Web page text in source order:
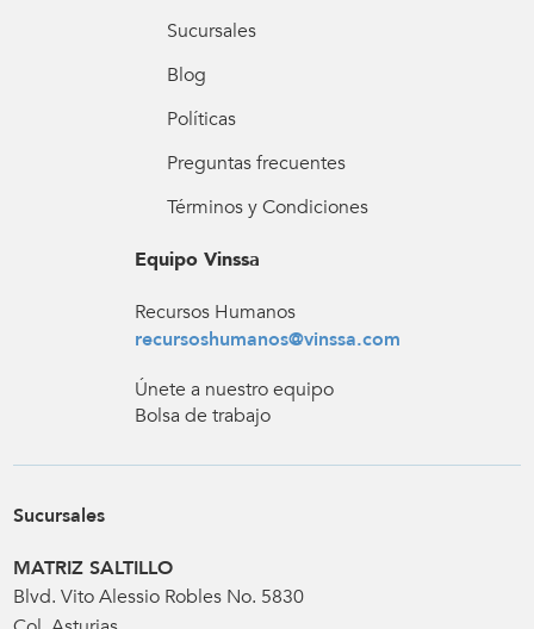
Sucursales
Blog
Políticas
Preguntas frecuentes
Términos y Condiciones
Equipo Vinssa
Recursos Humanos
recursoshumanos@vinssa.com
Únete a nuestro equipo
Bolsa de trabajo
Sucursales
MATRIZ SALTILLO
Blvd. Vito Alessio Robles No. 5830